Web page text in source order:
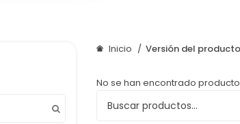
Inicio Versión del producto
No se han encontrado